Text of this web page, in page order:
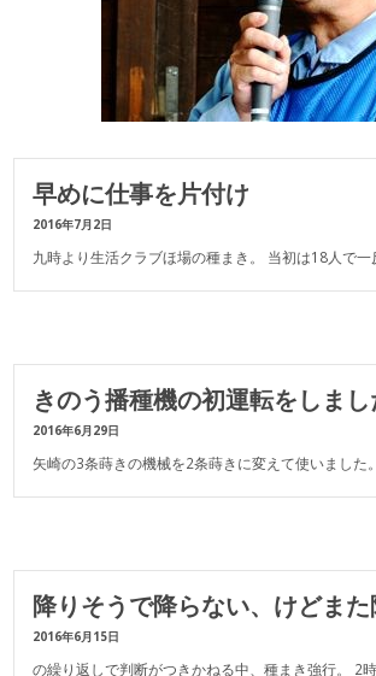
早めに仕事を片付け
2016年7月2日
九時より生活クラブほ場の種まき。 当初は18人で
きのう播種機の初運転をしまし
2016年6月29日
矢崎の3条蒔きの機械を2条蒔きに変えて使いました
降りそうで降らない、けどま
2016年6月15日
の繰り返しで判断がつきかねる中、種まき強行。 2